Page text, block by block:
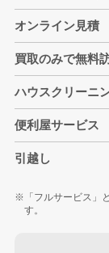
オンライン見積
買取のみで無料
ハウスクリーニ
便利屋サービス
引越し
「フルサービス」
す。